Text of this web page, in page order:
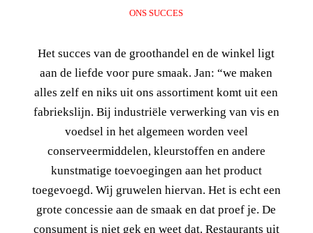
ONS SUCCES
Het succes van de groothandel en de winkel ligt
aan de liefde voor pure smaak. Jan: “we maken
alles zelf en niks uit ons assortiment komt uit een
fabriekslijn. Bij industriële verwerking van vis en
voedsel in het algemeen worden veel
conserveermiddelen, kleurstoffen en andere
kunstmatige toevoegingen aan het product
toegevoegd. Wij gruwelen hiervan. Het is echt een
grote concessie aan de smaak en dat proef je. De
consument is niet gek en weet dat. Restaurants uit